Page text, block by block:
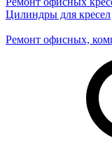
Цилиндры для кресел
Ремонт офисных,